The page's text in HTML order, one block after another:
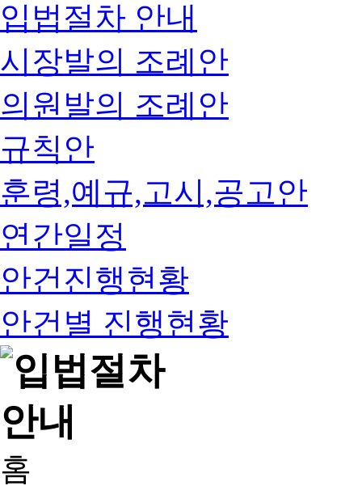
입법절차 안내
시장발의 조례안
의원발의 조례안
규칙안
훈령,예규,고시,공고안
연간일정
안건진행현황
안건별 진행현황
홈